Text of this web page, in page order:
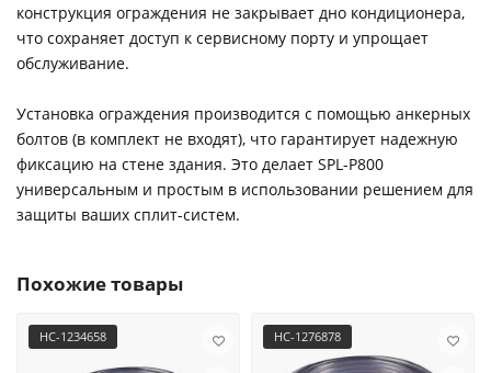
конструкция ограждения не закрывает дно кондиционера,
что сохраняет доступ к сервисному порту и упрощает
обслуживание.
Установка ограждения производится с помощью анкерных
болтов (в комплект не входят), что гарантирует надежную
фиксацию на стене здания. Это делает SPL-P800
универсальным и простым в использовании решением для
защиты ваших сплит-систем.
Похожие товары
НС-1234658 НС-1276878